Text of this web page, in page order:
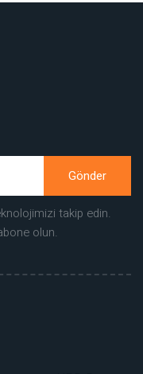
Gönder
takip edin.
olun.